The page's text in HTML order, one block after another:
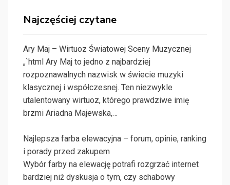
Najczęściej czytane
Ary Maj – Wirtuoz Światowej Sceny Muzycznej
„`html Ary Maj to jedno z najbardziej
rozpoznawalnych nazwisk w świecie muzyki
klasycznej i współczesnej. Ten niezwykle
utalentowany wirtuoz, którego prawdziwe imię
brzmi Ariadna Majewska,…
Najlepsza farba elewacyjna – forum, opinie, ranking
i porady przed zakupem
Wybór farby na elewację potrafi rozgrzać internet
bardziej niż dyskusja o tym, czy schabowy